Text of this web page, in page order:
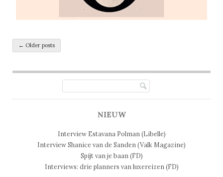
Post navigation
← Older posts
NIEUW
Interview Estavana Polman (Libelle)
Interview Shanice van de Sanden (Valk Magazine)
Spijt van je baan (FD)
Interviews: drie planners van luxereizen (FD)